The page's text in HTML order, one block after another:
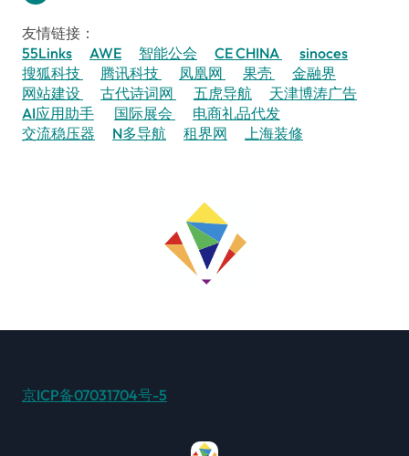
友情链接：
55Links
AWE 智能公会 CE CHINA
sinoces
搜狐科技
腾讯科技 凤凰网 果壳
金融界
网站建设
古代诗词网 五虎导航
天津博涛广告
AI应用助手
国际展会
电商礼品代发
交流稳压器
N多导航 租界网 上海装修
京ICP备07031704号-5